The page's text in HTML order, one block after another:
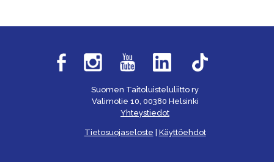
Suomen Taitoluisteluliitto ry
Valimotie 10, 00380 Helsinki
Yhteystiedot
Tietosuojaseloste Käyttöehdot